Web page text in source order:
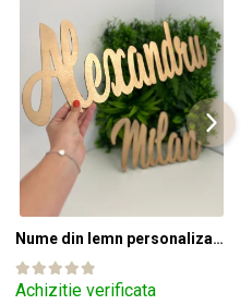
Nume din lemn personalizate pentru panouri foto și baloane - Pret 1 NUME
Achizitie verificata